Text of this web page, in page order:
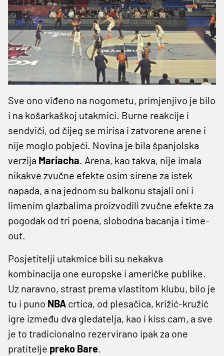
Sve ono viđeno na nogometu, primjenjivo je bilo
i na košarkaškoj utakmici. Burne reakcije i
sendviči, od čijeg se mirisa i zatvorene arene i
nije moglo pobjeći. Novina je bila španjolska
verzija Mariacha. Arena, kao takva, nije imala
nikakve zvučne efekte osim sirene za istek
napada, a na jednom su balkonu stajali oni i
limenim glazbalima proizvodili zvučne efekte za
pogodak od tri poena, slobodna bacanja i time-
out.
Posjetitelji utakmice bili su nekakva
kombinacija one europske i američke publike.
Uz naravno, strast prema vlastitom klubu, bilo je
tu i puno NBA crtica, od plesačica, križić-kružić
igre između dva gledatelja, kao i kiss cam, a sve
je to tradicionalno rezervirano ipak za one
pratitelje preko Bare.